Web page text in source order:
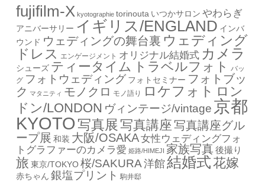
fujifilm-X kyotographie torinouta いつかサロン やわらぎ
アニバーサリー イギリス/ENGLAND インバ
ウンド ウェディングの舞台裏 ウェディング
ドレス エンゲージメント オリジナル結婚式 カメラ
シューズ ティータイム トラベルフォト
バッ
グ フォトウェディング フォトセミナー フォトブッ
ク マタニティ モノクロ モノ語り ロケフォト ロン
ドン/LONDON ヴィンテージ/vintage 京都
KYOTO 写真展 写真講座写真講座グル
ープ展 和装 大阪/OSAKA女性ウェディングフォ
トグラファーのカメラ愛 姫路/HIMEJI 家族写真 後撮り
旅 東京/TOKYO 桜/SAKURA 洋館 結婚式花嫁
赤ちゃん 銀塩プリント 駒井邸